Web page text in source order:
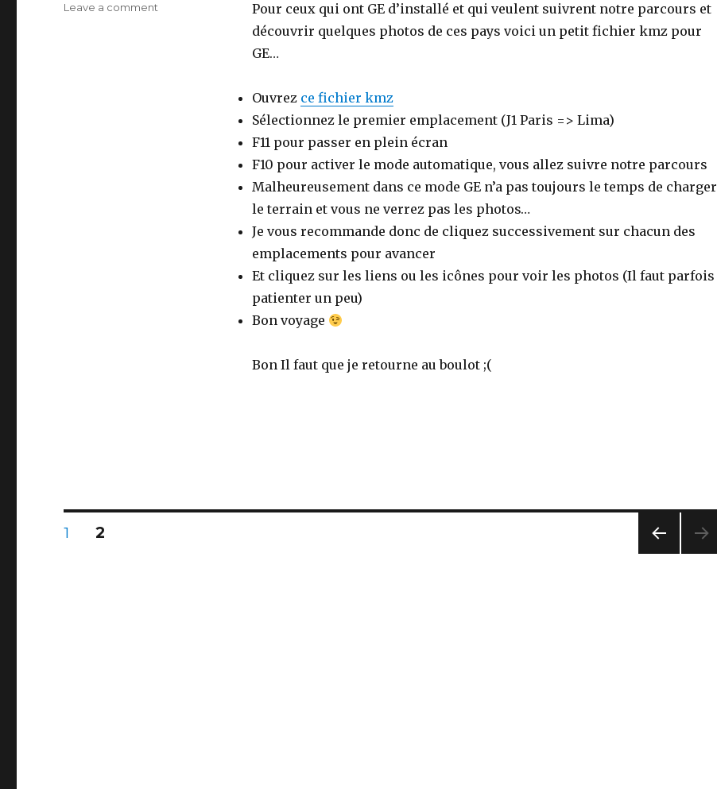
Pour ceux qui ont GE d’installé et qui veulent suivrent notre parcours et
découvrir quelques photos de ces pays voici un petit fichier kmz pour
GE…
Ouvrez ce fichier kmz
Sélectionnez le premier emplacement (J1 Paris => Lima)
F11 pour passer en plein écran
F10 pour activer le mode automatique, vous allez suivre notre parcours
Malheureusement dans ce mode GE n’a pas toujours le temps de charger
le terrain et vous ne verrez pas les photos…
Je vous recommande donc de cliquez successivement sur chacun des
emplacements pour avancer
Et cliquez sur les liens ou les icônes pour voir les photos (Il faut parfois
patienter un peu)
Bon voyage
Bon Il faut que je retourne au boulot ;(
Leave a comment
Posts
PAGE
1 PAGE
2